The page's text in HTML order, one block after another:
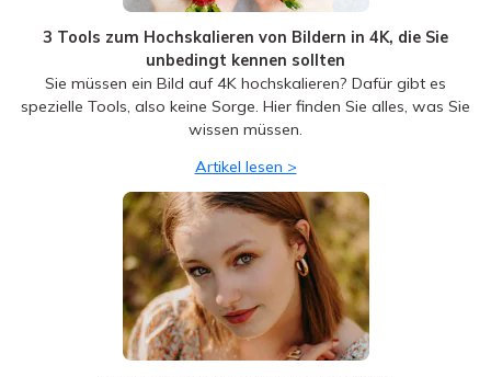
3 Tools zum Hochskalieren von Bildern in 4K, die Sie
unbedingt kennen sollten
Sie müssen ein Bild auf 4K hochskalieren? Dafür gibt es
spezielle Tools, also keine Sorge. Hier finden Sie alles, was Sie
wissen müssen.
Wie man ein Bild mit KI Tools schärft